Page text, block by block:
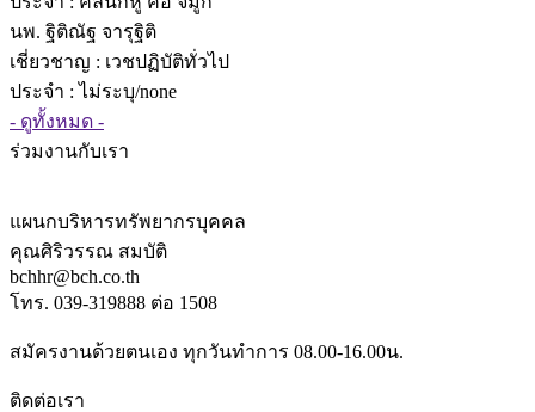
นพ. ฐิติณัฐ จารุฐิติ
เชี่ยวชาญ : เวชปฏิบัติทั่วไป
ประจำ : ไม่ระบุ/none
- ดูทั้งหมด -
ร่วมงานกับเรา
แผนกบริหารทรัพยากรบุคคล
คุณศิริวรรณ สมบัติ
bchhr@bch.co.th
โทร. 039-319888 ต่อ 1508
สมัครงานด้วยตนเอง ทุกวันทำการ 08.00-16.00น.
ติดต่อเรา